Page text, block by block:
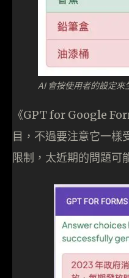
AI 會按使用者的設定來
《GPT for Google
目，不過要注意它一
限制，太近期的問題可